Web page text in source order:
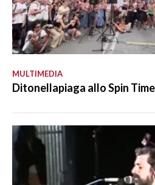
MULTIMEDIA
Ditonellapiaga allo Spin